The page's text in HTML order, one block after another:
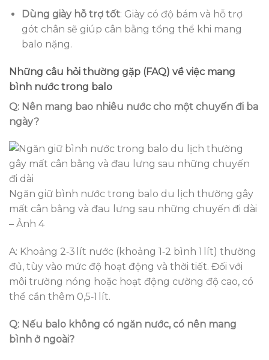
Dùng giày hỗ trợ tốt: Giày có độ bám và hỗ trợ
gót chân sẽ giúp cân bằng tổng thể khi mang
balo nặng.
Những câu hỏi thường gặp (FAQ) về việc mang
bình nước trong balo
Q: Nên mang bao nhiêu nước cho một chuyến đi ba
ngày?
Ngăn giữ bình nước trong balo du lịch thường gây
mất cân bằng và đau lưng sau những chuyến đi dài
– Ảnh 4
A: Khoảng 2‑3 lít nước (khoảng 1‑2 bình 1 lít) thường
đủ, tùy vào mức độ hoạt động và thời tiết. Đối với
môi trường nóng hoặc hoạt động cường độ cao, có
thể cần thêm 0,5‑1 lít.
Q: Nếu balo không có ngăn nước, có nên mang
bình ở ngoài?